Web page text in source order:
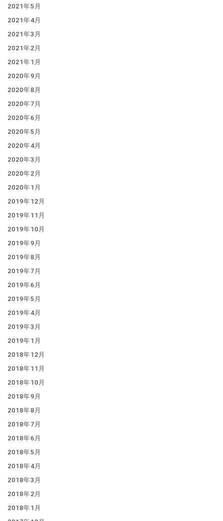
2021年5月
2021年4月
2021年3月
2021年2月
2021年1月
2020年9月
2020年8月
2020年7月
2020年6月
2020年5月
2020年4月
2020年3月
2020年2月
2020年1月
2019年12月
2019年11月
2019年10月
2019年9月
2019年8月
2019年7月
2019年6月
2019年5月
2019年4月
2019年3月
2019年1月
2018年12月
2018年11月
2018年10月
2018年9月
2018年8月
2018年7月
2018年6月
2018年5月
2018年4月
2018年3月
2018年2月
2018年1月